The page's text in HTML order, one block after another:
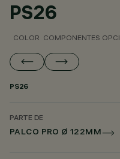
PS26
COLOR COMPONENTES
PS26
PARTE DE
PALCO PRO Ø 122MM